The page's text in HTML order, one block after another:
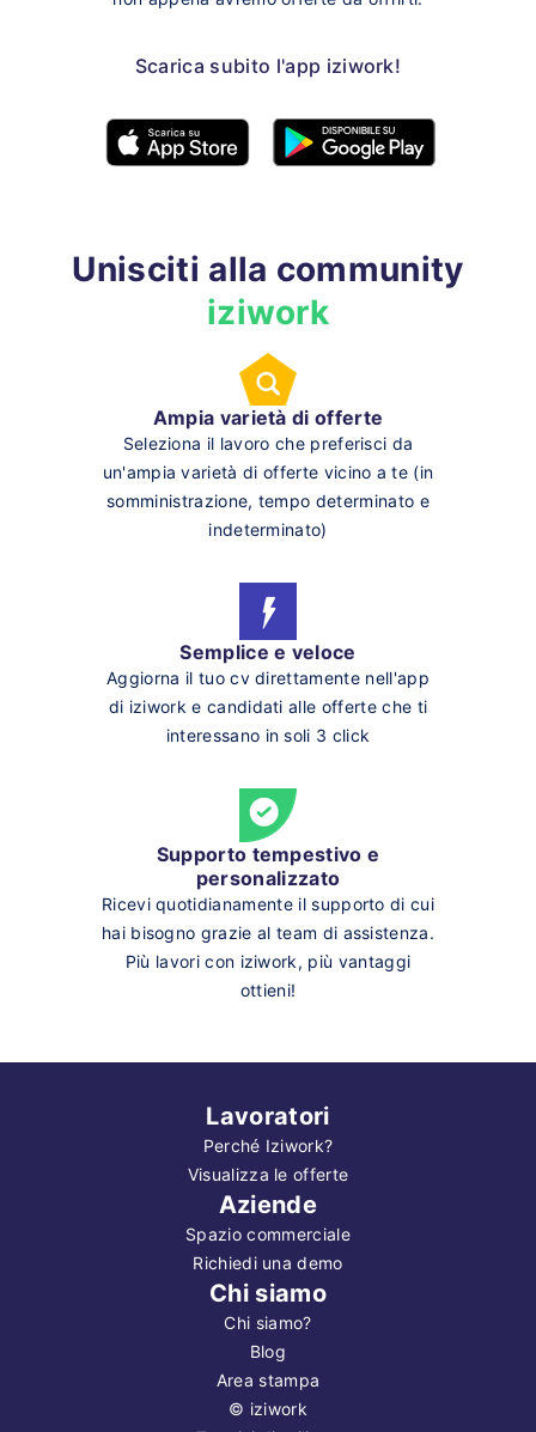
Scarica subito l'app iziwork!
Unisciti alla community
iziwork
Ampia varietà di offerte
Seleziona il lavoro che preferisci da
un'ampia varietà di offerte vicino a te (in
somministrazione, tempo determinato e
indeterminato)
Semplice e veloce
Aggiorna il tuo cv direttamente nell'app
di iziwork e candidati alle offerte che ti
interessano in soli 3 click
Supporto tempestivo e
personalizzato
Ricevi quotidianamente il supporto di cui
hai bisogno grazie al team di assistenza.
Più lavori con iziwork, più vantaggi
ottieni!
Lavoratori
Perché Iziwork?
Visualizza le offerte
Aziende
Spazio commerciale
Richiedi una demo
Chi siamo
Chi siamo?
Blog
Area stampa
© iziwork